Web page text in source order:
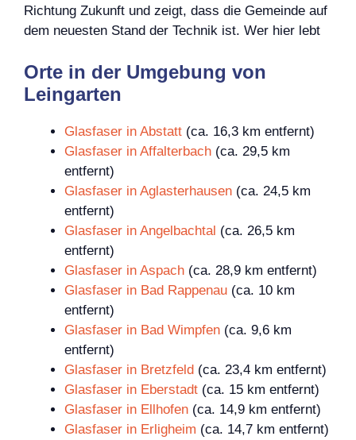
Richtung Zukunft und zeigt, dass die Gemeinde auf
dem neuesten Stand der Technik ist. Wer hier lebt
Orte in der Umgebung von
Leingarten
Glasfaser in Abstatt (ca. 16,3 km entfernt)
Glasfaser in Affalterbach (ca. 29,5 km
entfernt)
Glasfaser in Aglasterhausen (ca. 24,5 km
entfernt)
Glasfaser in Angelbachtal (ca. 26,5 km
entfernt)
Glasfaser in Aspach (ca. 28,9 km entfernt)
Glasfaser in Bad Rappenau (ca. 10 km
entfernt)
Glasfaser in Bad Wimpfen (ca. 9,6 km
entfernt)
Glasfaser in Bretzfeld (ca. 23,4 km entfernt)
Glasfaser in Eberstadt (ca. 15 km entfernt)
Glasfaser in Ellhofen (ca. 14,9 km entfernt)
Glasfaser in Erligheim (ca. 14,7 km entfernt)